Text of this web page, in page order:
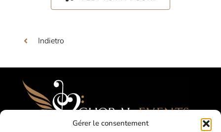
Gérer le consentement
Indietro